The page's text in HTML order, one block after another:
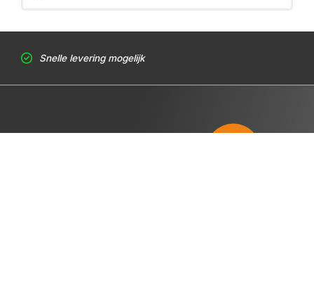
Snelle levering mogelijk